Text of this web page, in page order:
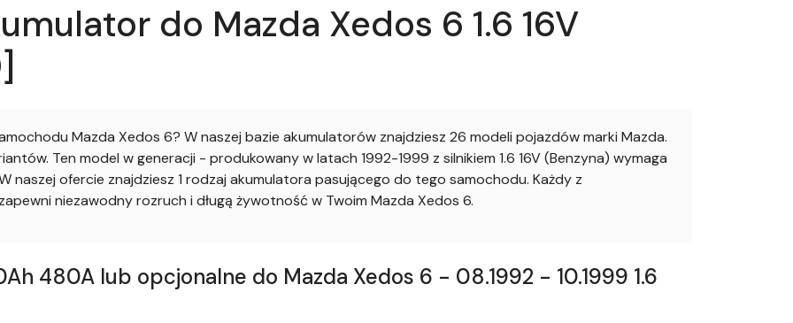
do Mazda Xedos 6 1.6 16V
Mazda Xedos 6? W naszej bazie akumulatorów znajdziesz 26 modeli pojazdów marki Mazda.
Ten model w generacji - produkowany w latach 1992-1999 z silnikiem 1.6 16V (Benzyna) wymaga
naszej ofercie znajdziesz 1 rodzaj akumulatora pasującego do tego samochodu. Każdy z
niezawodny rozruch i długą żywotność w Twoim Mazda Xedos 6.
480A lub opcjonalne do Mazda Xedos 6 - 08.1992 - 10.1999 1.6